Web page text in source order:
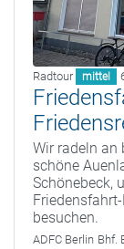
Radtour mittel
Wir radeln an
schöne
Schönebeck,
besuchen.
ADFC Berlin Bhf.